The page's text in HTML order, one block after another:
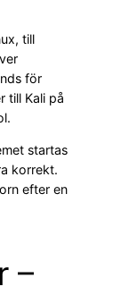
till
för
till Kali på
startas
korrekt.
efter en
–